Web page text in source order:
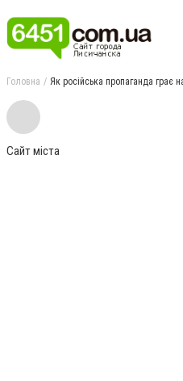
Головна Як російська пропаганда грає
Сайт міста